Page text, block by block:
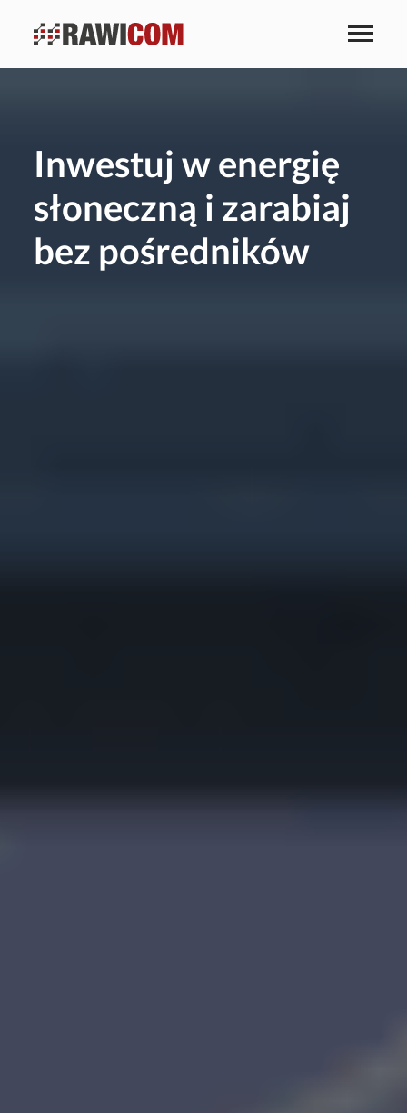
Inwestuj w energię
słoneczną i zarabiaj
bez pośredników